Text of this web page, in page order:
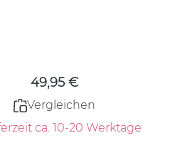
49,95 €
Vergleichen
ca. 10-20 Werktage